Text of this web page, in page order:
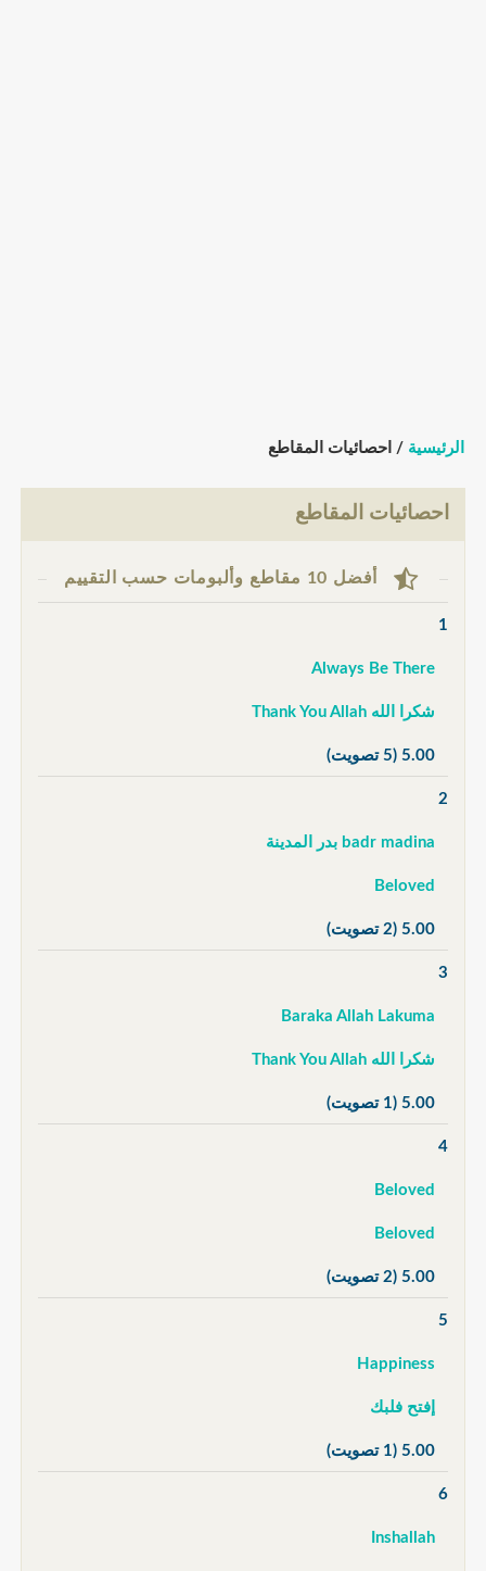
الرئيسية / احصائيات المقاطع
احصائيات المقاطع
أفضل 10 مقاطع وألبومات حسب التقييم
1
Always Be There
شكرا الله Thank You Allah
5.00 (5 تصويت)
2
badr madina بدر المدينة
Beloved
5.00 (2 تصويت)
3
Baraka Allah Lakuma
شكرا الله Thank You Allah
5.00 (1 تصويت)
4
Beloved
Beloved
5.00 (2 تصويت)
5
Happiness
إفتح فلبك
5.00 (1 تصويت)
6
Inshallah